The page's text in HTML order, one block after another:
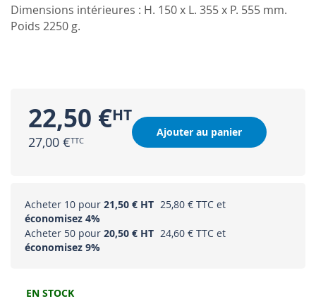
Dimensions intérieures : H. 150 x L. 355 x P. 555 mm.
Poids 2250 g.
22,50 €
27,00 €
Ajouter au panier
Acheter 10 pour 21,50 € 25,80 €
et
économisez 4%
Acheter 50 pour 20,50 € 24,60 €
et
économisez 9%
EN STOCK